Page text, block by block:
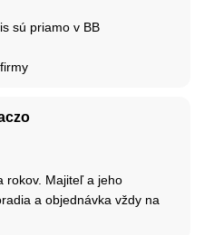
sú priamo v BB
rokov. Majiteľ a jeho
a objednávka vždy na